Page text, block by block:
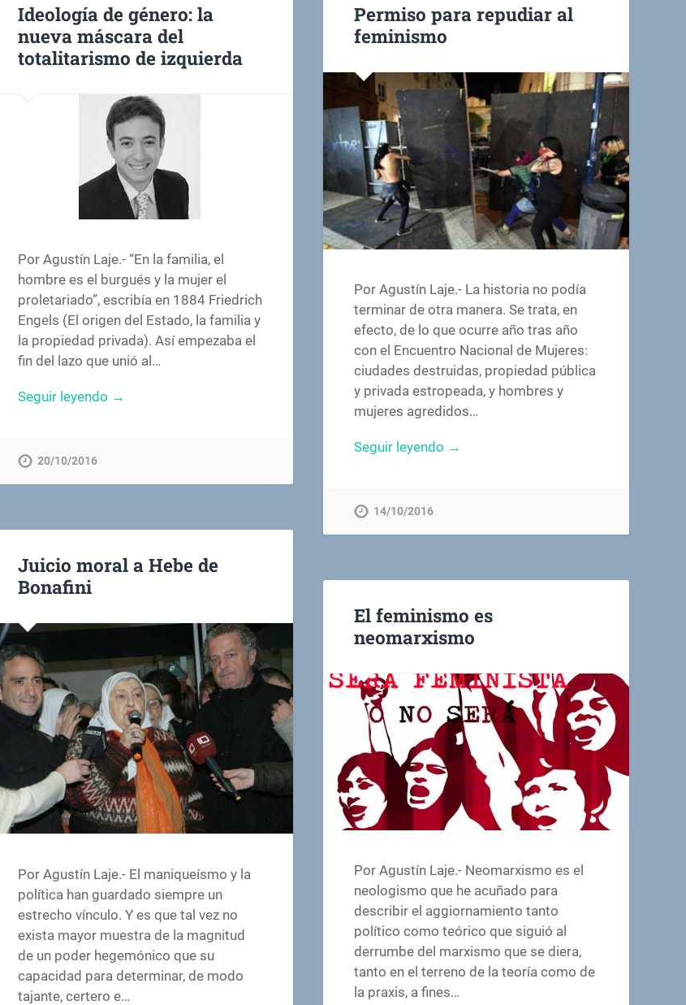
Ideología de género: la
nueva máscara del
totalitarismo de izquierda
Por Agustín Laje.- “En la familia, el
hombre es el burgués y la mujer el
proletariado”, escribía en 1884 Friedrich
Engels (El origen del Estado, la familia y
la propiedad privada). Así empezaba el
fin del lazo que unió al…
Seguir leyendo →
20/10/2016
Permiso para repudiar al
feminismo
Por Agustín Laje.- La historia no podía
terminar de otra manera. Se trata, en
efecto, de lo que ocurre año tras año
con el Encuentro Nacional de Mujeres:
ciudades destruidas, propiedad pública
y privada estropeada, y hombres y
mujeres agredidos…
Seguir leyendo →
14/10/2016
Juicio moral a Hebe de
Bonafini
Por Agustín Laje.- El maniqueísmo y la
política han guardado siempre un
estrecho vínculo. Y es que tal vez no
exista mayor muestra de la magnitud
de un poder hegemónico que su
capacidad para determinar, de modo
tajante, certero e…
El feminismo es
neomarxismo
Por Agustín Laje.- Neomarxismo es el
neologismo que he acuñado para
describir el aggiornamiento tanto
político como teórico que siguió al
derrumbe del marxismo que se diera,
tanto en el terreno de la teoría como de
la praxis, a fines…